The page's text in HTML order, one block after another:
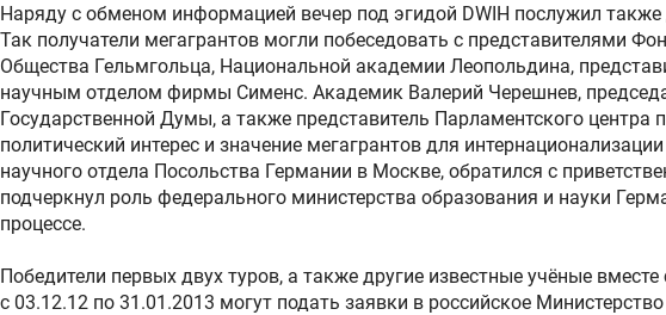
Наряду с обменом информацией вечер под эгидой DWIH послужил
Так получатели мегагрантов могли побеседовать с представителями
Общества Гельмгольца, Национальной академии Леопольдина,
научным отделом фирмы Сименс. Академик Валерий Черешнев,
Государственной Думы, а также представитель Парламентского центра
политический интерес и значение мегагрантов для
научного отдела Посольства Германии в Москве, обратился с
подчеркнул роль федерального министерства образования и науки
процессе.
Победители первых двух туров, а также другие известные учёные
с 03.12.12 по 31.01.2013 могут подать заявки в российское